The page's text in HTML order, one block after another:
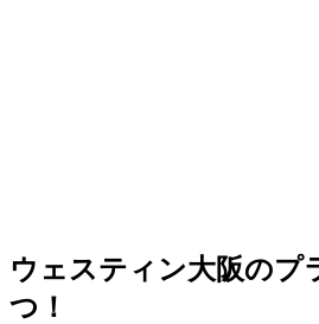
ウェスティン大阪のプ
つ！